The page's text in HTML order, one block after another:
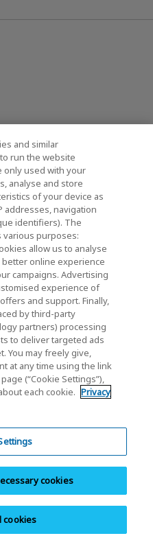
株式会社（グルー
グス株式会社 ホーム
ト一覧
Corporation. All Rights Reserved.
and similar
run the website
only used with your
analyse and store
of your device as
addresses, navigation
identifiers). The
purposes:
allow us to analyse
online experience
campaigns. Advertising
experience of
and support. Finally,
by third-party
partners) processing
to deliver targeted ads
You may freely give,
at any time using the link
(“Cookie Settings”),
each cookie. Privacy
cookies
cookies